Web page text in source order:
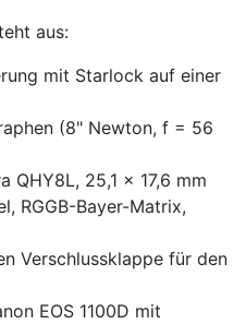
aus:
mit Starlock auf einer
(8" Newton, f = 56
QHY8L, 25,1 x 17,6 mm
RGGB-Bayer-Matrix,
Verschlussklappe für den
EOS 1100D mit